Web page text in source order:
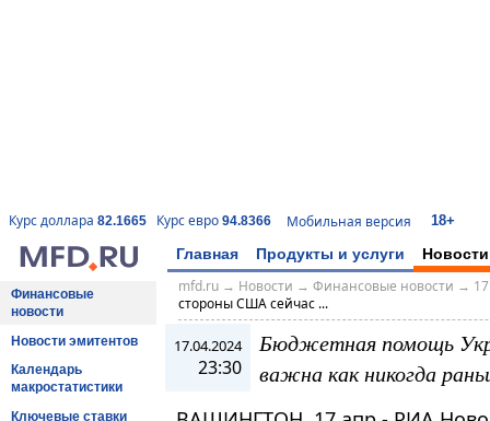
Курс доллара 82.1665 Курс евро 94.8366 Мобильная версия 18+
Главная Продукты и услуги Новости
Финансовые
новости
Новости эмитентов
Календарь
макростатистики
Ключевые ставки
mfd.ru→ Новости → Финансовые новости →
стороны США сейчас ...
17.04.2024
23:30
Бюджетная помощь
важна как никогда